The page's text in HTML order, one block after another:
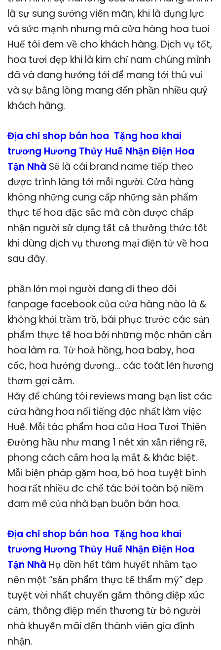
là sự sung sướng viên mãn, khi là đụng lực
và sức mạnh nhưng mà cửa hàng hoa tuoi
Huế tôi đem về cho khách hàng. Dịch vụ tốt,
hoa tươi đẹp khi là kim chỉ nam chúng mình
đã và đang hướng tới để mang tới thú vui
và sự bằng lòng mang đến phần nhiều quý
khách hàng.
Địa chỉ shop bán hoa Tặng hoa khai
trương Hương Thủy Huế Nhận Điện Hoa
Tận Nhà Sẽ là cái brand name tiếp theo
được trình làng tới mỗi người. Cửa hàng
không những cung cấp những sản phẩm
thực tế hoa đặc sắc mà còn được chấp
nhận người sử dụng tất cả thưởng thức tốt
khi dùng dịch vụ thương mại điện tử về hoa
sau đây.
phần lớn mọi người đang đi theo dõi
fanpage facebook của cửa hàng nào là &
không khỏi trầm trồ, bái phục trước các sản
phẩm thực tế hoa bởi những mộc nhân cắn
hoa làm ra. Từ hoả hồng, hoa baby, hoa
cốc, hoa hướng dương… các toát lên hương
thơm gợi cảm.
Hãy để chúng tôi reviews mang bạn list các
cửa hàng hoa nổi tiếng độc nhất làm việc
Huế. Mỗi tác phẩm hoa của Hoa Tươi Thiên
Đường hầu như mang 1 nét xin xắn riêng rẽ,
phong cách cắm hoa lạ mắt & khác biệt.
Mỗi biện pháp gặm hoa, bó hoa tuyệt bình
hoa rất nhiều đc chế tác bởi toàn bộ niềm
đam mê của nhà bạn buôn bán hoa.
Địa chỉ shop bán hoa Tặng hoa khai
trương Hương Thủy Huế Nhận Điện Hoa
Tận Nhà Họ dồn hết tâm huyết nhằm tạo
nên một “sản phẩm thực tế thẩm mỹ” đẹp
tuyệt vời nhất chuyển gắm thông điệp xúc
cảm, thông điệp mến thương từ bỏ người
nhà khuyến mãi đến thành viên gia đình
nhận.